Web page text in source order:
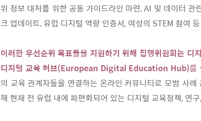
위 정보 대처를 위한 공동 가이드라인 마련, AI 및 데이터
크 업데이트, 유럽 디지털 역량 인증서, 여성의 STEM 참여
이러한 우선순위 목표들을 지원하기 위해 집행위원회는 디
디지털 교육 허브(European Digital Education Hub)를
의 교육 관계자들을 연결하는 온라인 커뮤니티로 모범 사
해 현재 전 유럽 내에 파편화되어 있는 디지털 교육정책, 연